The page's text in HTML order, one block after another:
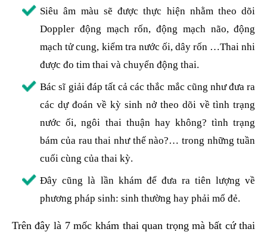
Siêu âm màu sẽ được thực hiện nhằm theo dõi
Doppler động mạch rốn, động mạch não, động
mạch tử cung, kiểm tra nước ối, dây rốn …Thai nhi
được đo tim thai và chuyển động thai.
Bác sĩ giải đáp tất cả các thắc mắc cũng như đưa ra
các dự đoán về kỳ sinh nở theo dõi về tình trạng
nước ối, ngôi thai thuận hay không? tình trạng
bám của rau thai như thế nào?… trong những tuần
cuối cùng của thai kỳ.
Đây cũng là lần khám để đưa ra tiên lượng về
phương pháp sinh: sinh thường hay phải mổ đẻ.
Trên đây là 7 mốc khám thai quan trọng mà bất cứ thai